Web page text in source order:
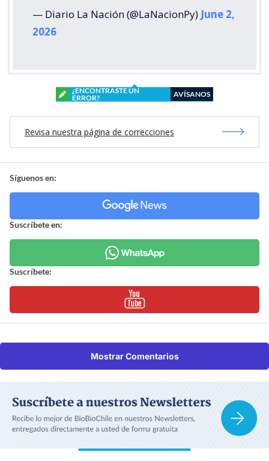
— Diario La Nación (@LaNacionPy) June 2,
2026
¿ENCONTRASTE UN
ERROR?
AVÍSANOS
Revisa nuestra página de correcciones
Síguenos en:
Suscríbete en:
Suscríbete:
Mostrar Comentarios